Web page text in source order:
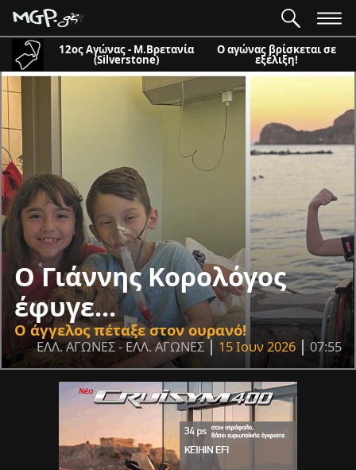
12ος Αγώνας - Μ.Βρετανία
(Silverstone)
Ο αγώνας βρίσκεται σε
εξέλιξη!
O Γιάννης Κορολόγος
έφυγε...
Ο άγγελος πέταξε στον ουρανό!
ΕΛΛ. ΑΓΩΝΕΣ - ΕΛΛ. ΑΓΩΝΕΣ 15 Ιουν 2026 07:55